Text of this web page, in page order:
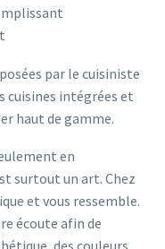
par le cuisiniste
cuisines intégrées et
haut de gamme.
en
surtout un art. Chez
et vous ressemble.
écoute afin de